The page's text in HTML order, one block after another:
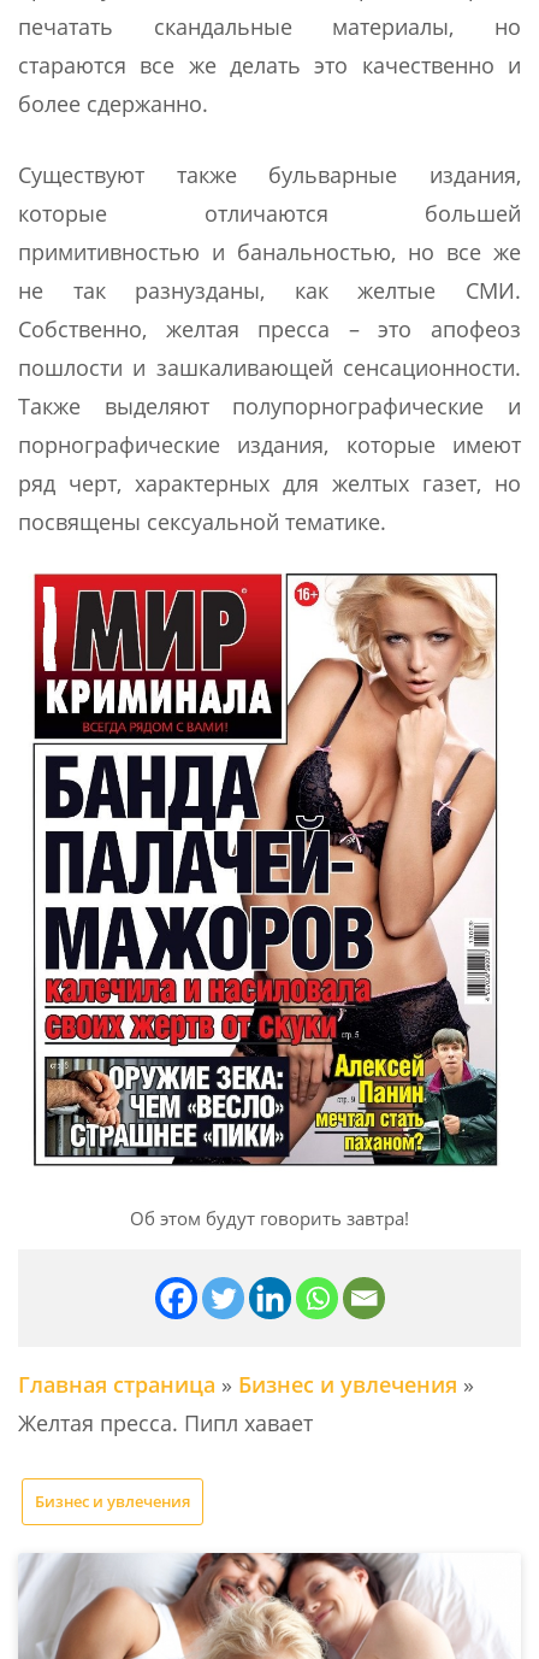
печатать скандальные материалы, но
стараются все же делать это качественно и
более сдержанно.
Существуют также бульварные издания,
которые отличаются большей
примитивностью и банальностью, но все же
не так разнузданы, как желтые СМИ.
Собственно, желтая пресса – это апофеоз
пошлости и зашкаливающей сенсационности.
Также выделяют полупорнографические и
порнографические издания, которые имеют
ряд черт, характерных для желтых газет, но
посвящены сексуальной тематике.
Об этом будут говорить завтра!
Главная страница » Бизнес и увлечения »
Желтая пресса. Пипл хавает
Бизнес и увлечения